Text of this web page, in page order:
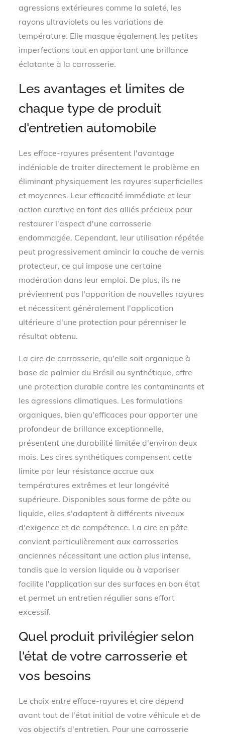
agressions extérieures comme la saleté, les
rayons ultraviolets ou les variations de
température. Elle masque également les petites
imperfections tout en apportant une brillance
éclatante à la carrosserie.
Les avantages et limites de
chaque type de produit
d'entretien automobile
Les efface-rayures présentent l'avantage
indéniable de traiter directement le problème en
éliminant physiquement les rayures superficielles
et moyennes. Leur efficacité immédiate et leur
action curative en font des alliés précieux pour
restaurer l'aspect d'une carrosserie
endommagée. Cependant, leur utilisation répétée
peut progressivement amincir la couche de vernis
protecteur, ce qui impose une certaine
modération dans leur emploi. De plus, ils ne
préviennent pas l'apparition de nouvelles rayures
et nécessitent généralement l'application
ultérieure d'une protection pour pérenniser le
résultat obtenu.
La cire de carrosserie, qu'elle soit organique à
base de palmier du Brésil ou synthétique, offre
une protection durable contre les contaminants et
les agressions climatiques. Les formulations
organiques, bien qu'efficaces pour apporter une
profondeur de brillance exceptionnelle,
présentent une durabilité limitée d'environ deux
mois. Les cires synthétiques compensent cette
limite par leur résistance accrue aux
températures extrêmes et leur longévité
supérieure. Disponibles sous forme de pâte ou
liquide, elles s'adaptent à différents niveaux
d'exigence et de compétence. La cire en pâte
convient particulièrement aux carrosseries
anciennes nécessitant une action plus intense,
tandis que la version liquide ou à vaporiser
facilite l'application sur des surfaces en bon état
et permet un entretien régulier sans effort
excessif.
Quel produit privilégier selon
l'état de votre carrosserie et
vos besoins
Le choix entre efface-rayures et cire dépend
avant tout de l'état initial de votre véhicule et de
vos objectifs d'entretien. Pour une carrosserie